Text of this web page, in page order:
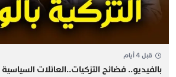
قبل 4 أيام
بالفيديو.. فضائح التزكيات..العائلات